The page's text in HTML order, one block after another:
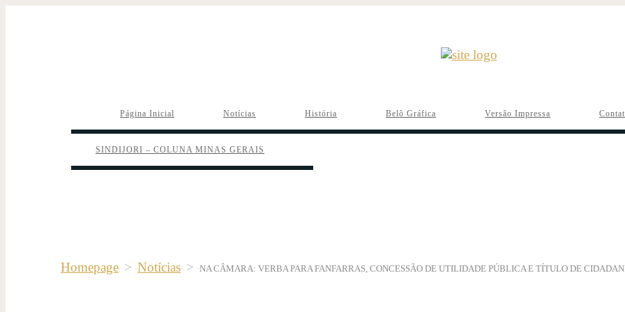
Página Inicial Notícias História Belô Gráfica Versão Impressa
SINDIJORI – COLUNA MINAS GERAIS
Homepage > Notícias > NA CÂMARA: VERBA PARA FANFARRAS, CONCESSÃO DE UTILIDADE PÚBLICA E TÍTULO DE